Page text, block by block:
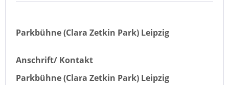
Parkbühne (Clara Zetkin Park) Leipzig
Anschrift/ Kontakt
Parkbühne (Clara Zetkin Park) Leipzig